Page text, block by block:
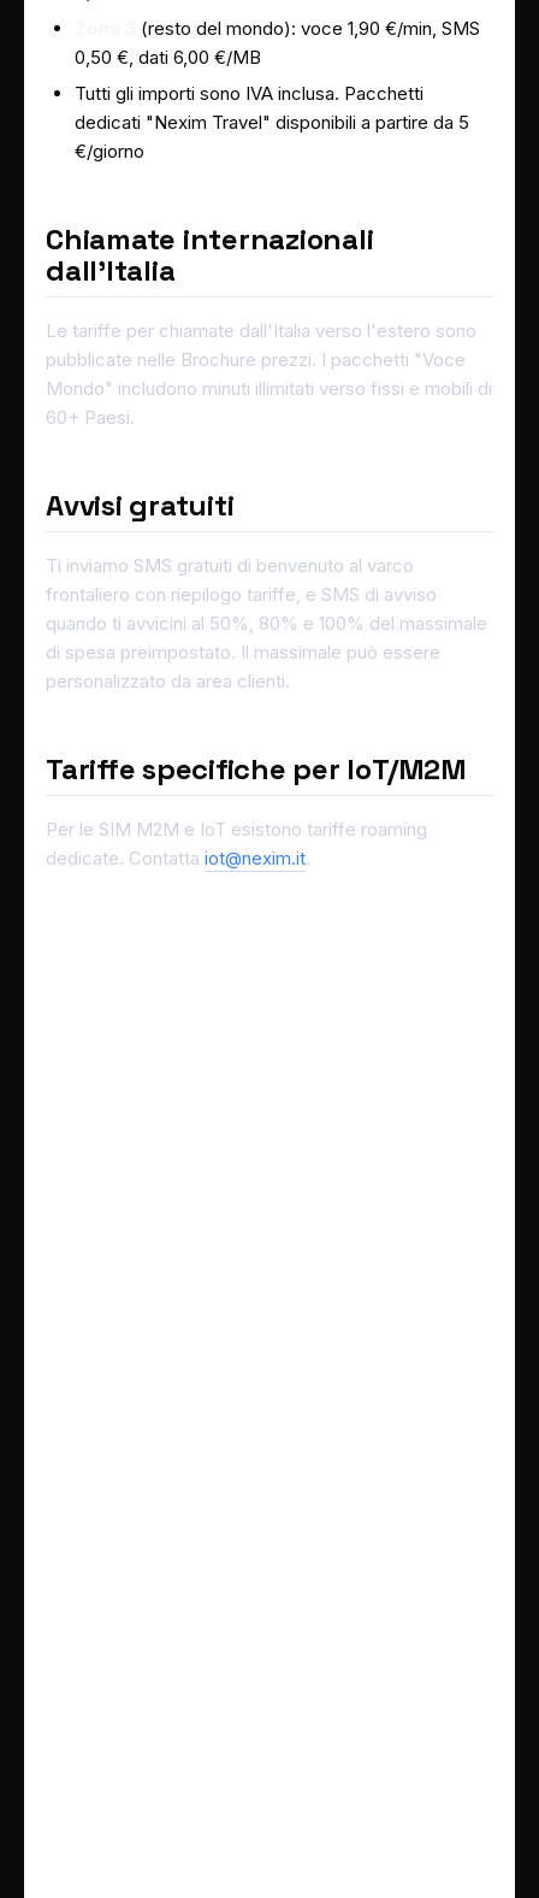
(resto del mondo): voce 1,90 €/min, SMS
0,50 €, dati 6,00 €/MB
Tutti gli importi sono IVA inclusa. Pacchetti
dedicati "Nexim Travel" disponibili a partire da 5
€/giorno
Chiamate internazionali
dall'Italia
Le tariffe per chiamate dall'Italia verso l'estero sono
pubblicate nelle Brochure prezzi. I pacchetti "Voce
Mondo" includono minuti illimitati verso fissi e mobili di
60+ Paesi.
Avvisi gratuiti
Ti inviamo SMS gratuiti di benvenuto al varco
frontaliero con riepilogo tariffe, e SMS di avviso
quando ti avvicini al 50%, 80% e 100% del massimale
di spesa preimpostato. Il massimale può essere
personalizzato da area clienti.
Tariffe specifiche per IoT/M2M
Per le SIM M2M e IoT esistono tariffe roaming
dedicate. Contatta iot@nexim.it.